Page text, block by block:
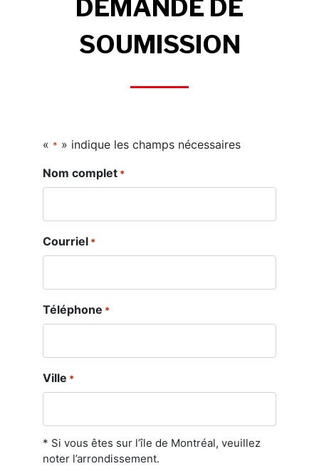
DEMANDE DE
SOUMISSION
« * » indique les champs nécessaires
Nom complet *
Courriel *
Téléphone *
Ville *
* Si vous êtes sur l’île de Montréal, veuillez
noter l’arrondissement.